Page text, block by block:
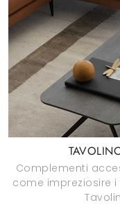
Complementi
come impreziosire